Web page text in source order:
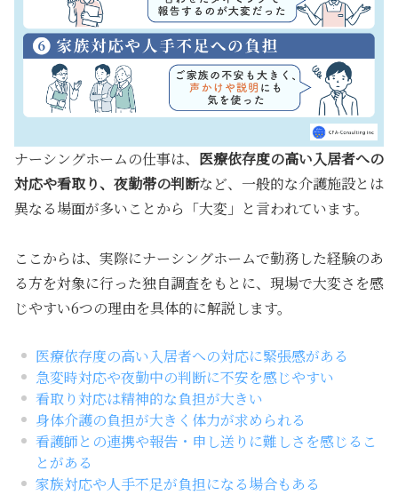
ナーシングホームの仕事は、 医療依存度の高い入居者への
対応や看取り、夜勤帯の判断など、一般的な介護施設とは
異なる場面が多いことから「大変」と言われています。
ここからは、実際にナーシングホームで勤務した経験のあ
る方を対象に行った独自調査をもとに、 現場で大変さを感
じやすい6つの理由を具体的に解説 します。
医療依存度の高い入居者への対応に緊張感がある
急変時対応や夜勤中の判断に不安を感じやすい
看取り対応は精神的な負担が大きい
身体介護の負担が大きく体力が求められる
看護師との連携や報告・申し送りに難しさを感じるこ
とがある
家族対応や人手不足が負担になる場合もある